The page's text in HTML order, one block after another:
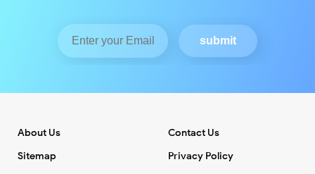
About Us
Contact Us
Sitemap
Privacy Policy